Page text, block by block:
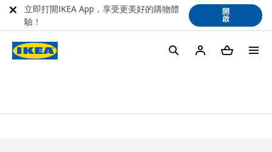
立即打開IKEA App，享受更美好的購物體
驗！
開
啟